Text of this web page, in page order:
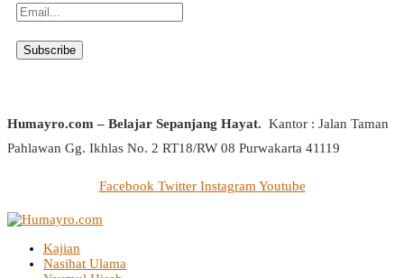
Humayro.com – Belajar Sepanjang Hayat. Kantor : Jalan Taman
Pahlawan Gg. Ikhlas No. 2 RT18/RW 08 Purwakarta 41119
Facebook Twitter Instagram Youtube
Kajian
Nasihat Ulama